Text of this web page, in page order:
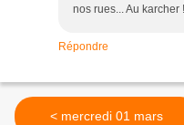
nos rues... Au karcher !
Répondre
< mercredi 01 mars